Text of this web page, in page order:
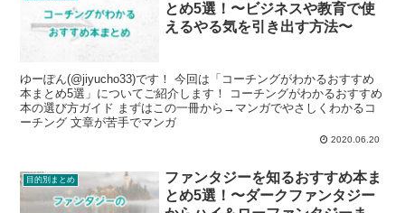
とめ5選！〜ビジネスや教育で使
えるやる気を引き出す方法〜
ゆーぽん(@jiyucho33)です！ 今回は「コーチングがわかるおすすめ
本まとめ5選」についてご紹介します！ コーチングがわかるおすすめ
本の選び方ガイド まずはこの一冊から→マンガでやさしくわかるコ
ーチング 文章が苦手でマンガ
2020.06.20
目的別まとめ
ファンタジーを知るおすすめ本ま
とめ5選！〜ダークファンタジー